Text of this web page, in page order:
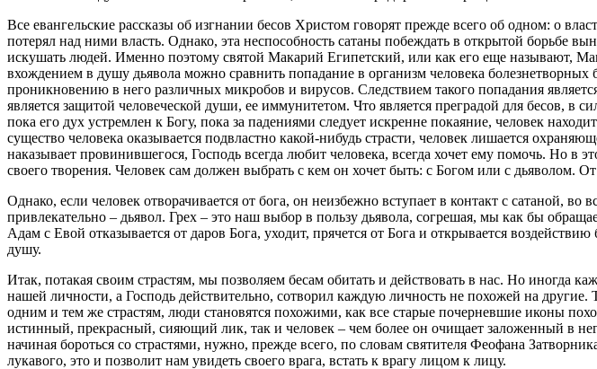
Все евангельские рассказы об изгнании бесов Христом говорят прежде всего об одном: о
потерял над ними власть. Однако, эта неспособность сатаны побеждать в открытой борьбе
искушать людей. Именно поэтому святой Макарий Египетский, или как его еще называют,
вхождением в душу дьявола можно сравнить попадание в организм человека
проникновению в него различных микробов и вирусов. Следствием такого попадания
является защитой человеческой души, ее иммунитетом. Что является преградой для бесов,
пока его дух устремлен к Богу, пока за падениями следует искренне покаяние, человек
существо человека оказывается подвластно какой-нибудь страсти, человек лишается
наказывает провинившегося, Господь всегда любит человека, всегда хочет ему помочь. Но в
своего творения. Человек сам должен выбрать с кем он хочет быть: с Богом или с дьяволом.
Однако, если человек отворачивается от бога, он неизбежно вступает в контакт с сатаной,
привлекательно – дьявол. Грех – это наш выбор в пользу дьявола, согрешая, мы как бы
Адам с Евой отказывается от даров Бога, уходит, прячется от Бога и открывается
душу.
Итак, потакая своим страстям, мы позволяем бесам обитать и действовать в нас. Но иногда
нашей личности, а Господь действительно, сотворил каждую личность не похожей на другие.
одним и тем же страстям, люди становятся похожими, как все старые почерневшие иконы
истинный, прекрасный, сияющий лик, так и человек – чем более он очищает заложенный в
начиная бороться со страстями, нужно, прежде всего, по словам святителя Феофана
лукавого, это и позволит нам увидеть своего врага, встать к врагу лицом к лицу.